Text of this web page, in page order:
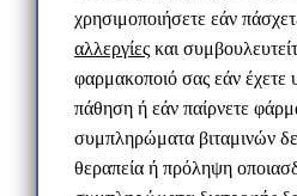
χρησιμοποιήσετε εάν
αλλεργίες και
φαρμακοποιό σας εάν έχετε
πάθηση ή εάν παίρνετε
συμπληρώματα βιταμινών
θεραπεία ή πρόληψη